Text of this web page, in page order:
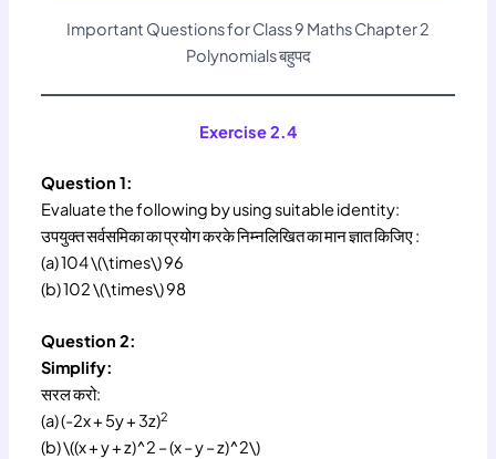
Important Questions for Class 9 Maths Chapter 2
Polynomials बहुपद
Exercise 2.4
Question 1:
Evaluate the following by using suitable identity:
उपयुक्त सर्वसमिका का प्रयोग करके निम्नलिखित का मान ज्ञात किजिए :
(a) 104 \(\times\) 96
(b) 102 \(\times\) 98
Question 2:
Simplify:
सरल करो:
(a) (-2x + 5y + 3z)2
(b) \((x + y + z)^2 – (x – y – z)^2\)